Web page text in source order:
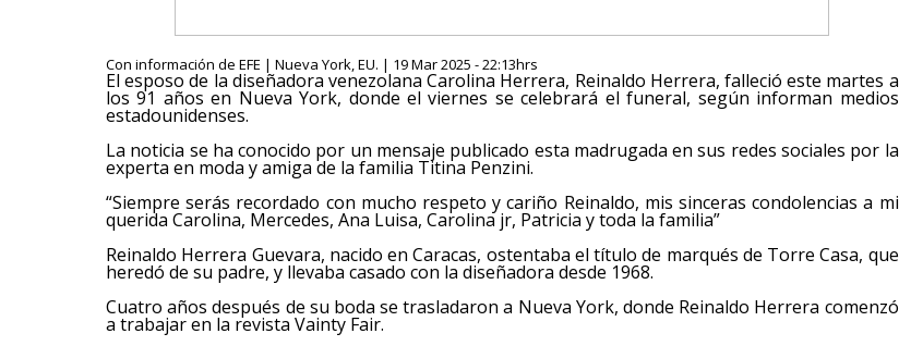
Con información de EFE | Nueva York, EU. | 19 Mar 2025 - 22:13hrs
El esposo de la diseñadora venezolana Carolina Herrera, Reinaldo Herrera, falleció este martes a
los 91 años en Nueva York, donde el viernes se celebrará el funeral, según informan medios
estadounidenses.
La noticia se ha conocido por un mensaje publicado esta madrugada en sus redes sociales por la
experta en moda y amiga de la familia Titina Penzini.
“Siempre serás recordado con mucho respeto y cariño Reinaldo, mis sinceras condolencias a mi
querida Carolina, Mercedes, Ana Luisa, Carolina jr, Patricia y toda la familia”
Reinaldo Herrera Guevara, nacido en Caracas, ostentaba el título de marqués de Torre Casa, que
heredó de su padre, y llevaba casado con la diseñadora desde 1968.
Cuatro años después de su boda se trasladaron a Nueva York, donde Reinaldo Herrera comenzó
a trabajar en la revista Vainty Fair.